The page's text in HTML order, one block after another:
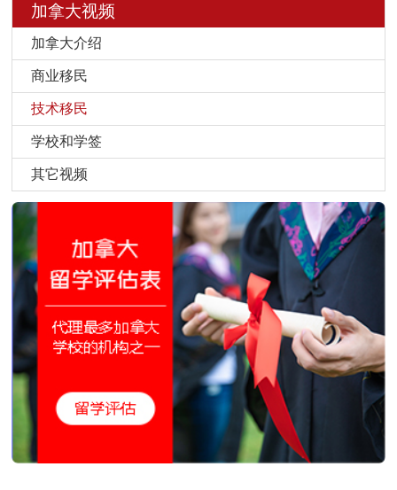
加拿大视频
加拿大介绍
商业移民
技术移民
学校和学签
其它视频